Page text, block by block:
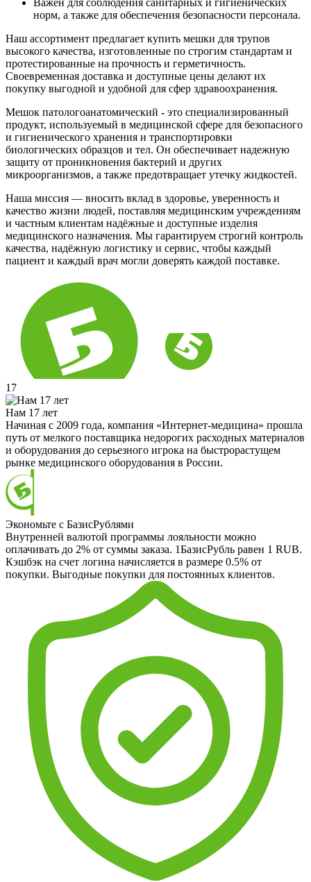
норм, а также для обеспечения безопасности персонала.
Наш ассортимент предлагает купить мешки для трупов
высокого качества, изготовленные по строгим стандартам и
протестированные на прочность и герметичность.
Своевременная доставка и доступные цены делают их
покупку выгодной и удобной для сфер здравоохранения.
Мешок патологоанатомический - это специализированный
продукт, используемый в медицинской сфере для безопасного
и гигиенического хранения и транспортировки
биологических образцов и тел. Он обеспечивает надежную
защиту от проникновения бактерий и других
микроорганизмов, а также предотвращает утечку жидкостей.
Наша миссия — вносить вклад в здоровье, уверенность и
качество жизни людей, поставляя медицинским учреждениям
и частным клиентам надёжные и доступные изделия
медицинского назначения. Мы гарантируем строгий контроль
качества, надёжную логистику и сервис, чтобы каждый
пациент и каждый врач могли доверять каждой поставке.
17
Нам 17 лет
Начиная с 2009 года, компания «Интернет-медицина» прошла
путь от мелкого поставщика недорогих расходных материалов
и оборудования до серьезного игрока на быстрорастущем
рынке медицинского оборудования в России.
Экономьте с БазисРублями
Внутренней валютой программы лояльности можно
оплачивать до 2% от суммы заказа. 1БазисРубль равен 1 RUB.
Кэшбэк на счет логина начисляется в размере 0.5% от
покупки. Выгодные покупки для постоянных клиентов.